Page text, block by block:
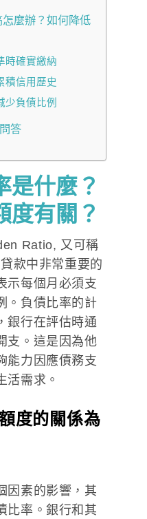
麼辦？如何降低
時確實繳納
積信用歷史
少負債比例
答
是什麼？
度有關？
Ratio, 又可稱
款中非常重要的
示每個月必須支
。負債比率的計
銀行在評估時通
支。這是因為他
能力因應債務支
活需求。
度的關係為
因素的影響，其
比率。銀行和其